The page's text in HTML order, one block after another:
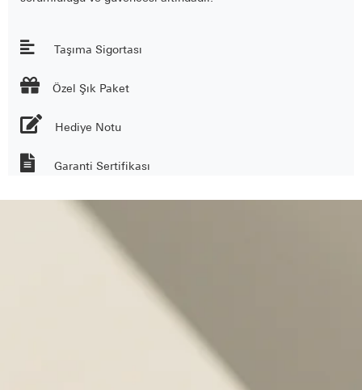
Taşıma Sigortası
 Özel Şık Paket
Hediye Notu
Garanti Sertifikası